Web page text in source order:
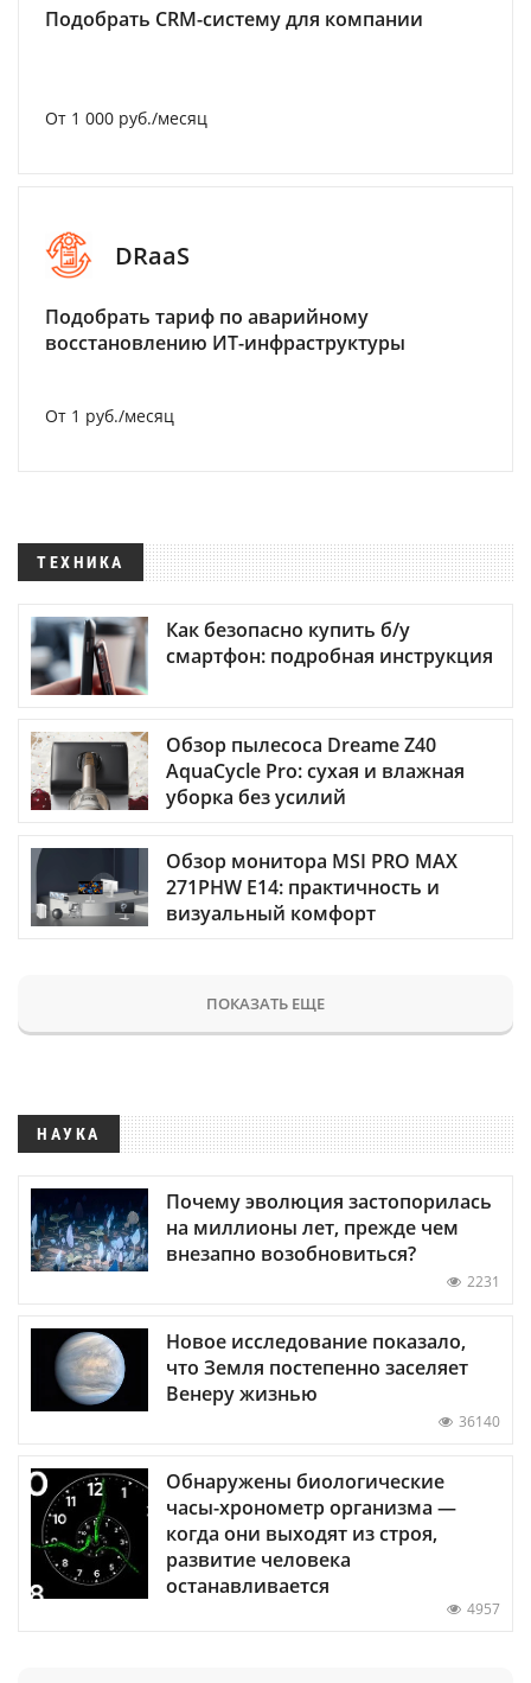
Подобрать CRM-систему для компании
От 1 000 руб./месяц
DRaaS
Подобрать тариф по аварийному
восстановлению ИТ-инфраструктуры
От 1 руб./месяц
ТЕХНИКА
Как безопасно купить б/у
смартфон: подробная инструкция
Обзор пылесоса Dreame Z40
AquaCycle Pro: сухая и влажная
уборка без усилий
Обзор монитора MSI PRO MAX
271PHW E14: практичность и
визуальный комфорт
ПОКАЗАТЬ ЕЩЕ
НАУКА
Почему эволюция застопорилась
на миллионы лет, прежде чем
внезапно возобновиться?
2231
Новое исследование показало,
что Земля постепенно заселяет
Венеру жизнью
36140
Обнаружены биологические
часы-хронометр организма —
когда они выходят из строя,
развитие человека
останавливается
4957